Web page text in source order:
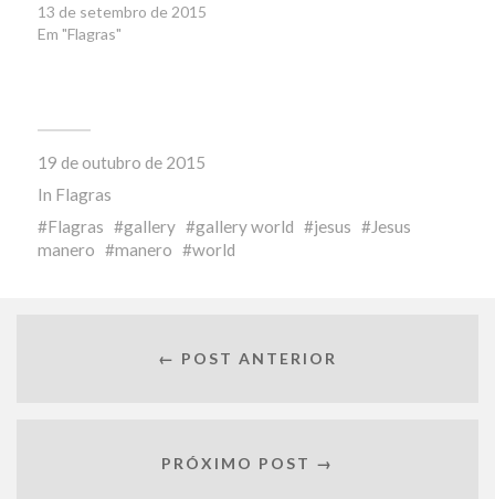
13 de setembro de 2015
Em "Flagras"
19 de outubro de 2015
In Flagras
Flagras
gallery gallery world jesus
Jesus
manero
manero world
← POST ANTERIOR
PRÓXIMO POST →